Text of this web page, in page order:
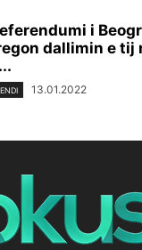
i
dallimin e tij
13.01.2022